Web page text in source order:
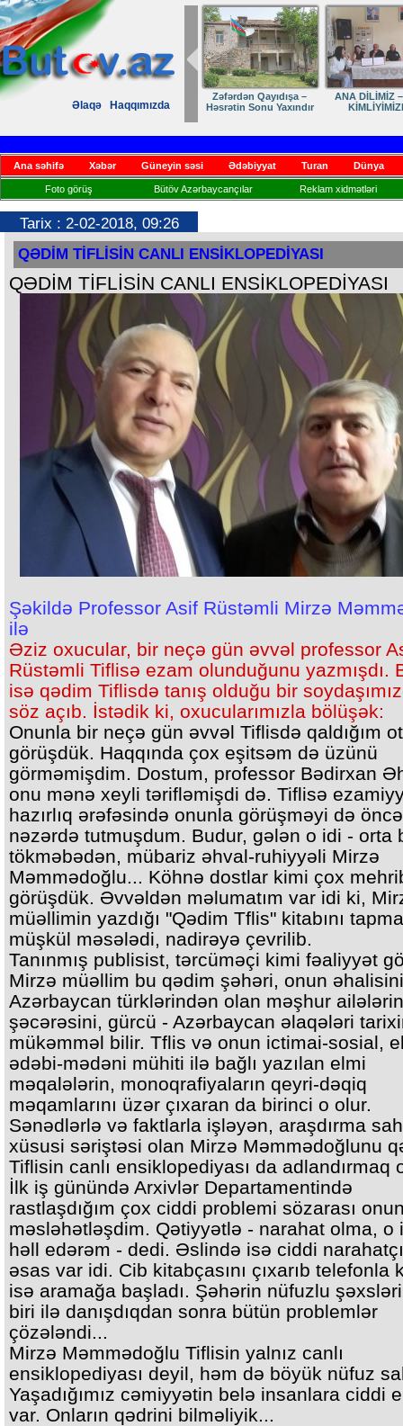
Əlaqə Haqqımızda
Zəfərdən Qayıdışa –
Həsrətin Sonu Yaxındır
ANA DİLİMİZ
Ana səhifə Xəbər Güneyin səsi Ədəbiyyat Turan Dünya
Foto görüş Bütöv Azərbaycançılar Reklam xidmətləri
Tarix : 2-02-2018, 09:26
QƏDİM TİFLİSİN CANLI ENSİKLOPEDİYASI
QƏDİM TİFLİSİN CANLI ENSİKLOPEDİYASI
Şəkildə Professor Asif Rüstəmli Mirzə
ilə
Əziz oxucular, bir neçə gün əvvəl professor
Rüstəmli Tiflisə ezam olunduğunu yazmışdı.
isə qədim Tiflisdə tanış olduğu bir
söz açıb. İstədik ki, oxucularımızla bölüşək:
Onunla bir neçə gün əvvəl Tiflisdə qaldığım
görüşdük. Haqqında çox eşitsəm də üzünü
görməmişdim. Dostum, professor Bədirxan
onu mənə xeyli tərifləmişdi də. Tiflisə
hazırlıq ərəfəsində onunla görüşməyi də
nəzərdə tutmuşdum. Budur, gələn o idi - orta
tökməbədən, mübariz əhval-ruhiyyəli Mirzə
Məmmədoğlu... Köhnə dostlar kimi çox
görüşdük. Əvvəldən məlumatım var idi ki,
müəllimin yazdığı "Qədim Tflis" kitabını
müşkül məsələdi, nadirəyə çevrilib.
Tanınmış publisist, tərcüməçi kimi fəaliyyət
Mirzə müəllim bu qədim şəhəri, onun
Azərbaycan türklərindən olan məşhur
şəcərəsini, gürcü - Azərbaycan əlaqələri
mükəmməl bilir. Tflis və onun ictimai-sosial,
ədəbi-mədəni mühiti ilə bağlı yazılan elmi
məqalələrin, monoqrafiyaların qeyri-dəqiq
məqamlarını üzər çıxaran da birinci o olur.
Sənədlərlə və faktlarla işləyən, araşdırma
xüsusi səriştəsi olan Mirzə Məmmədoğlunu
Tiflisin canlı ensiklopediyası da adlandırmaq
İlk iş günündə Arxivlər Departamentində
rastlaşdığım çox ciddi problemi sözarası
məsləhətləşdim. Qətiyyətlə - narahat olma, o
həll edərəm - dedi. Əslində isə ciddi
əsas var idi. Cib kitabçasını çıxarıb telefonla
isə aramağa başladı. Şəhərin nüfuzlu
biri ilə danışdıqdan sonra bütün problemlər
çözələndi...
Mirzə Məmmədoğlu Tiflisin yalnız canlı
ensiklopediyası deyil, həm də böyük nüfuz
Yaşadığımız cəmiyyətin belə insanlara ciddi
var. Onların qədrini bilməliyik...